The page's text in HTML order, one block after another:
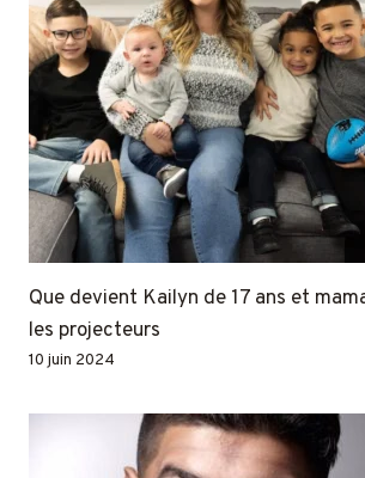
Que devient Kailyn de 17 ans et
les projecteurs
10 juin 2024